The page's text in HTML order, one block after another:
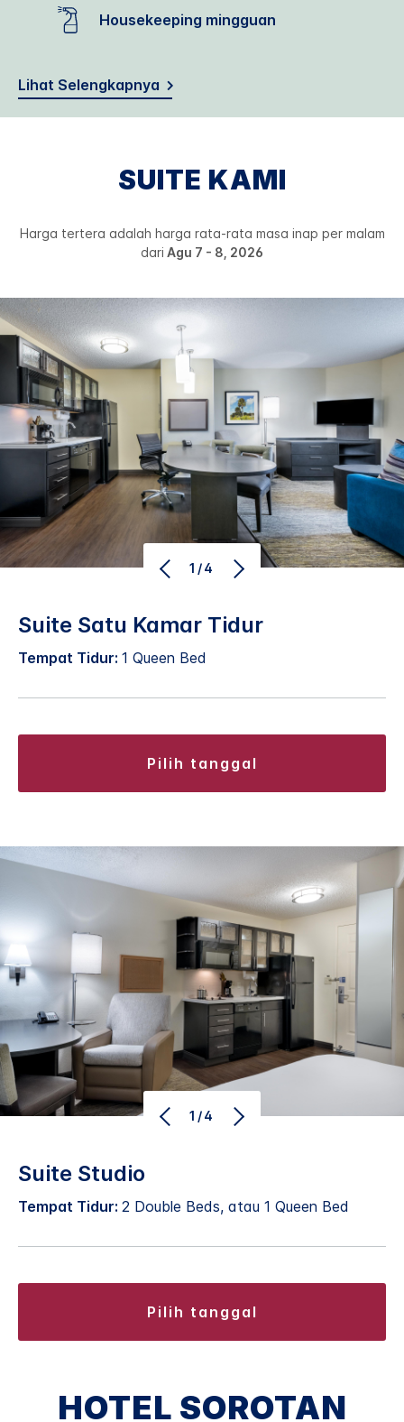
Housekeeping mingguan
Lihat Selengkapnya
SUITE KAMI
Harga tertera adalah harga rata-rata masa inap per malam
dari Agu 7 - 8, 2026
1/4
Suite Satu Kamar Tidur
Tempat Tidur: 1 Queen Bed
pilih tanggal
1/4
Suite Studio
Tempat Tidur: 2 Double Beds, atau 1 Queen Bed
pilih tanggal
HOTEL SOROTAN